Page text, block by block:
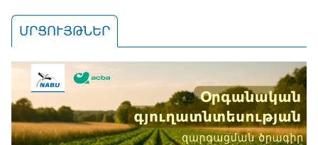
ՄՐՑՈՒՅԹՆԵՐ